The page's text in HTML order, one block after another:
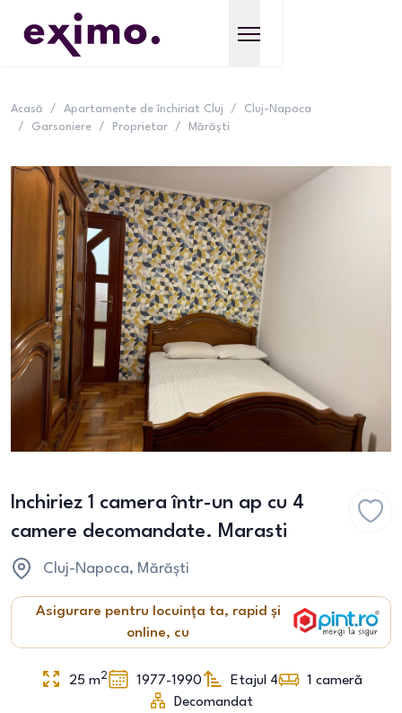
Acasă / Apartamente de închiriat Cluj /
Cluj-Napoca
/
Garsoniere / Proprietar / Mărăști
Inchiriez 1 camera într-un ap cu 4
camere decomandate. Marasti
Cluj-Napoca, Mărăști
Asigurare pentru locuința ta, rapid și
online, cu
25 m2 1977-1990 Etajul 4 1 cameră
Decomandat